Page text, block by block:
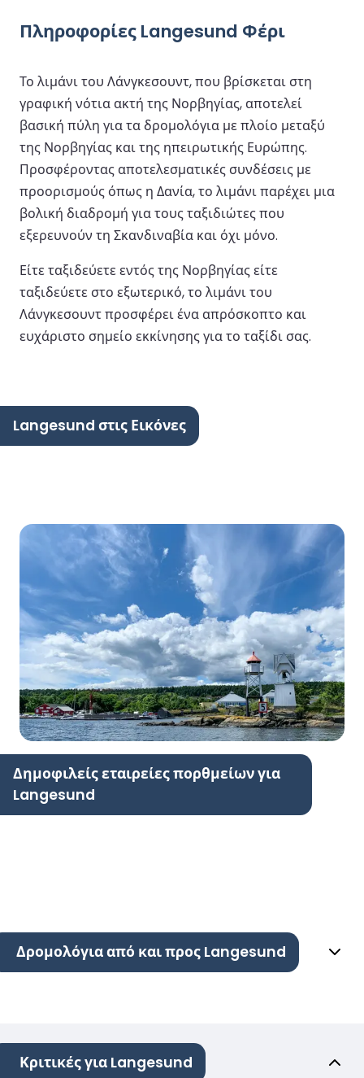
Πληροφορίες Langesund Φέρι
Το λιμάνι του Λάνγκεσουντ, που βρίσκεται στη
γραφική νότια ακτή της Νορβηγίας, αποτελεί
βασική πύλη για τα δρομολόγια με πλοίο μεταξύ
της Νορβηγίας και της ηπειρωτικής Ευρώπης.
Προσφέροντας αποτελεσματικές συνδέσεις με
προορισμούς όπως η Δανία, το λιμάνι παρέχει μια
βολική διαδρομή για τους ταξιδιώτες που
εξερευνούν τη Σκανδιναβία και όχι μόνο.
Είτε ταξιδεύετε εντός της Νορβηγίας είτε
ταξιδεύετε στο εξωτερικό, το λιμάνι του
Λάνγκεσουντ προσφέρει ένα απρόσκοπτο και
ευχάριστο σημείο εκκίνησης για το ταξίδι σας.
Langesund στις Εικόνες
Δημοφιλείς εταιρείες πορθμείων για
Langesund
Δρομολόγια από και προς Langesund
Κριτικές για Langesund